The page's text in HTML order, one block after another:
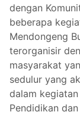
dengan
beberapa
Mendongeng
terorganisir
masyarakat
sedulur yang
dalam
Pendidikan